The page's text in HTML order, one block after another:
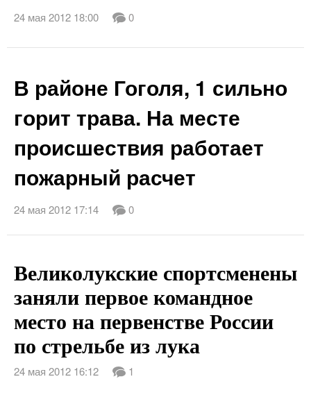
24 мая 2012 18:00 0
В районе Гоголя, 1 сильно
горит трава. На месте
происшествия работает
пожарный расчет
24 мая 2012 17:14 0
Великолукские спортсменены
заняли первое командное
место на первенстве России
по стрельбе из лука
24 мая 2012 16:12 1